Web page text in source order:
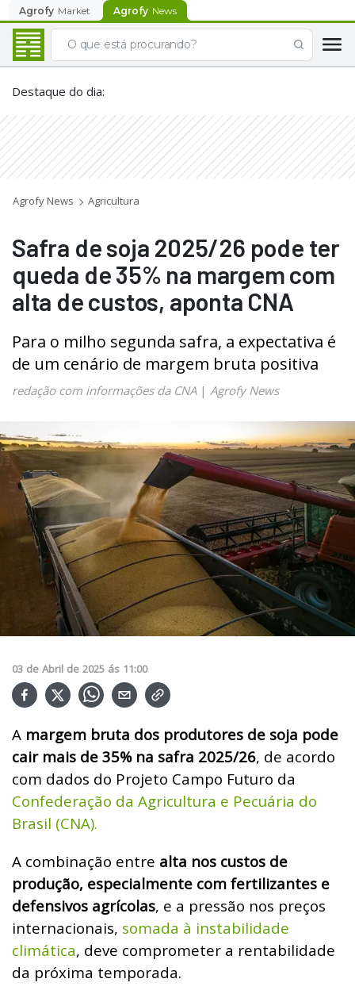
Agrofy Market Agrofy News
Destaque do dia:
Agrofy News Agricultura
Safra de soja 2025/26 pode ter
queda de 35% na margem com
alta de custos, aponta CNA
Para o milho segunda safra, a expectativa é
de um cenário de margem bruta positiva
redação com informações da CNA| Agrofy News
03 de Abril de 2025 ás 11:00
A margem bruta dos produtores de soja pode
cair mais de 35% na safra 2025/26, de acordo
com dados do Projeto Campo Futuro da
Confederação da Agricultura e Pecuária do
Brasil (CNA).
A combinação entre alta nos custos de
produção, especialmente com fertilizantes e
defensivos agrícolas, e a pressão nos preços
internacionais, somada à instabilidade
climática, deve comprometer a rentabilidade
da próxima temporada.